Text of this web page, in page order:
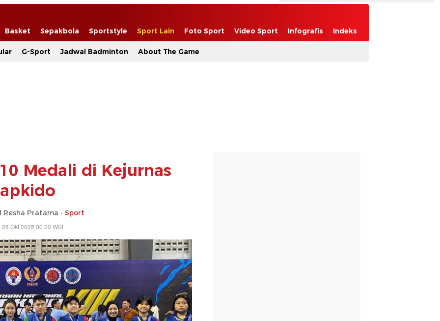
Basket Sepakbola Sportstyle Sport Lain Foto Sport Video Sport Infografis Indeks
G-Sport Jadwal Badminton About The Game
Medali di Kejurnas
Resha Pratama - Sport
Okt 2025 00:20 WIB